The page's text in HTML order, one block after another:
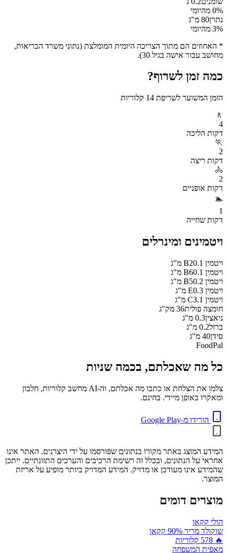
0% מהיומי
נתרן80 מ"ג
3% מהיומי
* האחוזים הם מתוך הצריכה היומית המומלצת (נתוני משרד הבריאות,
מחושב עבור אישה בגיל 30).
כמה זמן לשרוף?
הזמן המשוער לשריפת 14 קלוריות
🚶
4
דקות הליכה
🏃
2
דקות ריצה
🚴
2
דקות אופניים
🏊
1
דקות שחייה
ויטמינים ומינרלים
ויטמין B2 0.1
מ"ג
ויטמין B6 0.1
מ"ג
ויטמין B5 0.2
מ"ג
ויטמין E 0.3
מ"ג
ויטמין C 3.1
מ"ג
חומצה פולית36 מק"ג
ניאצין0.3 מ"ג
ברזל0.2 מ"ג
סידן40 מ"ג
FoodPal
כל מה שאכלתם, בכמה שניות
צלמו את הצלחת או כתבו מה אכלתם, וה-AI מחשב קלוריות, חלבון
ומאקרו באופן מיידי. בחינם.
הורידו מ-Google Play
המידע המוצג באתר מקורו בנתונים שפורסמו על ידי היצרנים. האתר אינו
אחראי על הנתונים, ובכלל זה רשימת הרכיבים והערכים התזונתיים. ייתכן
שהמידע אינו מעודכן או מדויק. המידע המדויק ביותר מופיע על אריזת
המוצר.
מוצרים דומים
הולי קקאו
שוקולד מריר 90% קקאו
🔥
578 קלוריות
מאפית המשפחה